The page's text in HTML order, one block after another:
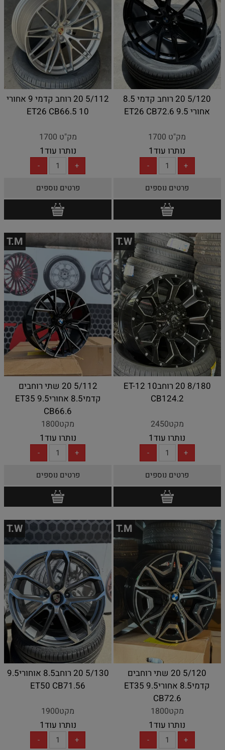
5/120 20 רוחב קדמי 8.5
אחורי 9.5 ET26 CB72.6
מק"ט 1700
נותרו עוד1
פרטים נוספים
5/112 20 רוחב קדמי 9 אחורי
10 ET26 CB66.5
מק"ט 1700
נותרו עוד1
פרטים נוספים
T.W
8/180 20 רוחב10 ET-12
CB124.2
מקט2450
נותרו עוד1
פרטים נוספים
T.M
5/112 20 שתי רוחבים
קדמי8.5 אחורי9.5 ET35
CB66.6
מקט1800
נותרו עוד1
פרטים נוספים
T.M
5/120 20 שתי רוחבים
קדמי8.5 אחורי9.5 ET35
CB72.6
מקט1800
נותרו עוד1
T.W
5/130 20 רוחב8.5 אוחורי9.5
ET50 CB71.56
מקט1900
נותרו עוד1